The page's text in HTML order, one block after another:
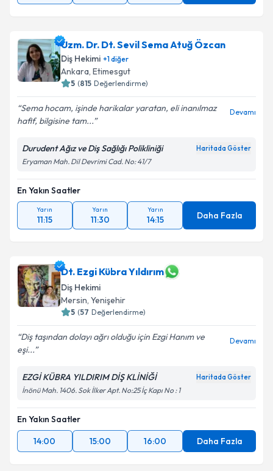
Uzm. Dr. Dt. Sevil Sema Atuğ Özcan
Diş Hekimi +1diğer
Ankara, Etimesgut
5 (815 Değerlendirme)
Sema hocam, işinde harikalar yaratan, eli inanılmaz
hafif, bilgisine tam...
Devamı
Durudent Ağız ve Diş Sağlığı Polikliniği Haritada Göster
Eryaman Mah. Dil Devrimi Cad. No: 41/7
En Yakın Saatler
Yarın
11:15
Yarın
11:30
Yarın
14:15 Daha Fazla
Dt. Ezgi Kübra Yıldırım
Diş Hekimi
Mersin, Yenişehir
5 (57 Değerlendirme)
Diş taşından dolayı ağrı olduğu için Ezgi Hanım ve
eşi...
Devamı
EZGİ KÜBRA YILDIRIM DİŞ KLİNİĞİ Haritada Göster
İnönü Mah. 1406. Sok İlker Apt. No:25 İç Kapı No : 1
En Yakın Saatler
14:00
15:00 16:00 Daha Fazla